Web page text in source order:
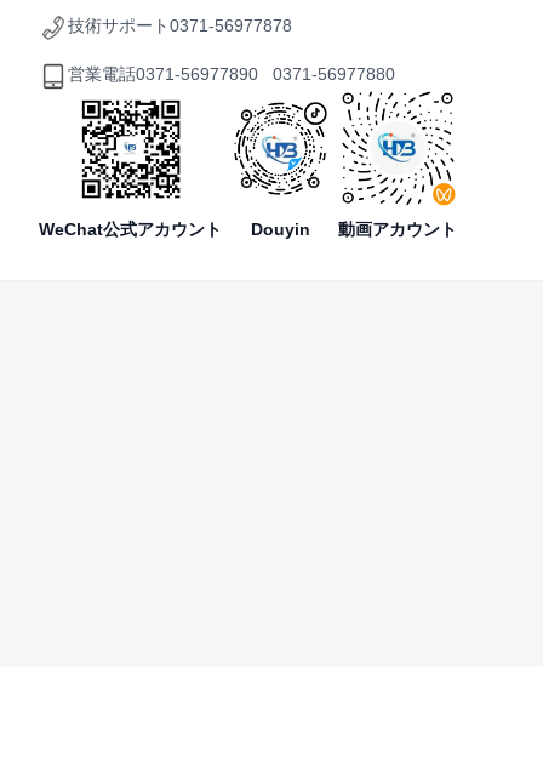
技術サポート0371-56977878
営業電話0371-56977890 0371-56977880
WeChat公式アカウント Douyin 動画アカウント